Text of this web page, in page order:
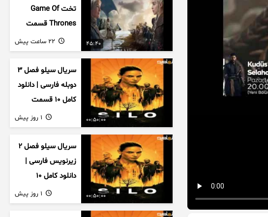
45:40
تخت Game Of
Thrones قسمت
دوم فصل اول
زیرنویس فارسی
00:50:00
سریال سیلو فصل ۳
دوبله فارسی | دانلود
کامل ۱۰ قسمت
00:50:00
سریال سیلو فصل ۲
زیرنویس فارسی |
دانلود کامل ۱۰